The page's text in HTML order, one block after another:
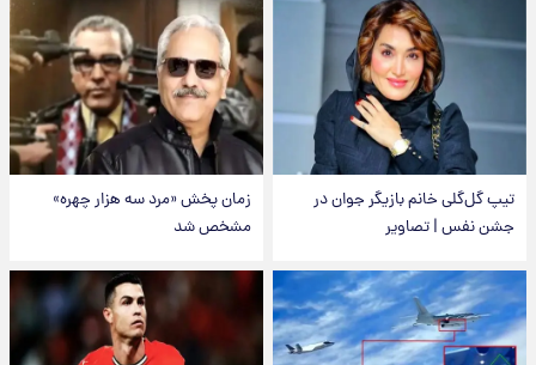
تیپ گل‌گلی خانم بازیگر جوان در
جشن نفس | تصاویر
زمان پخش «مرد سه هزار چهره»
مشخص شد